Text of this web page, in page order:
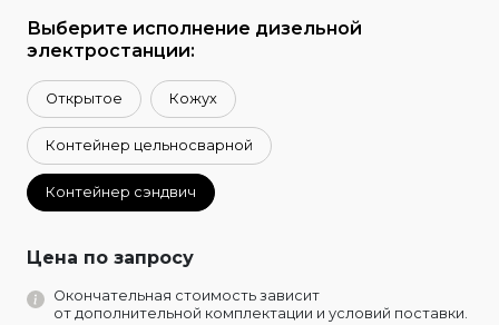
Выберите исполнение дизельной
электростанции:
Открытое Кожух
Контейнер цельносварной
Контейнер сэндвич
Цена по запросу
Окончательная стоимость зависит
от дополнительной комплектации и условий поставки.